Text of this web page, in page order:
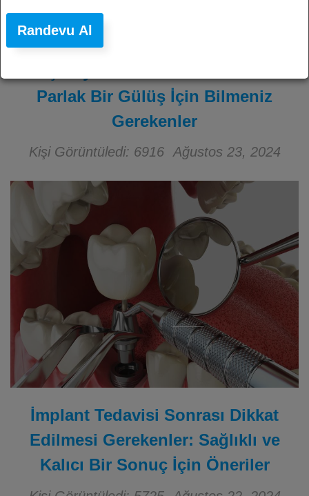
Parlak Bir Gülüş İçin Bilmeniz
Gerekenler
Kişi Görüntüledi: 6916 Ağustos 23, 2024
İmplant Tedavisi Sonrası Dikkat
Edilmesi Gerekenler: Sağlıklı ve
Kalıcı Bir Sonuç İçin Öneriler
Randevu Al